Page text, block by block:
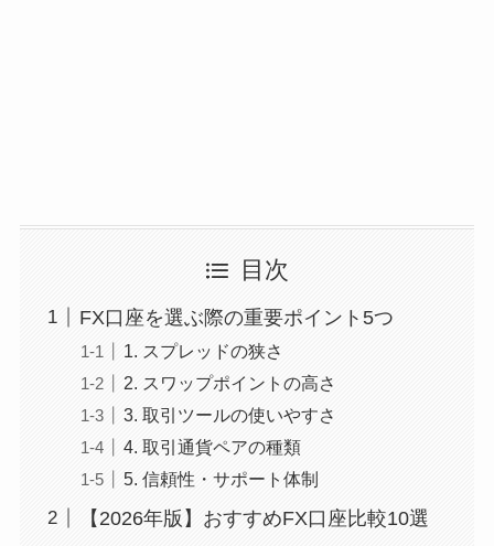
目次
FX口座を選ぶ際の重要ポイント5つ
1. スプレッドの狭さ
2. スワップポイントの高さ
3. 取引ツールの使いやすさ
4. 取引通貨ペアの種類
5. 信頼性・サポート体制
【2026年版】おすすめFX口座比較10選